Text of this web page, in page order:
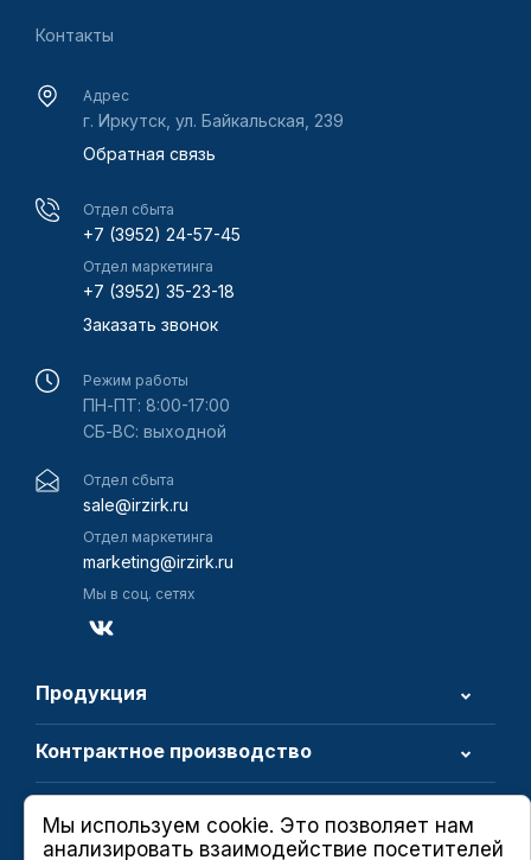
Контакты
Адрес
г. Иркутск, ул. Байкальская, 239
Обратная связь
Отдел сбыта
+7 (3952) 24-57-45
Отдел маркетинга
+7 (3952) 35-23-18
Заказать звонок
Режим работы
ПН-ПТ: 8:00-17:00
СБ-ВС: выходной
Отдел сбыта
sale@irzirk.ru
Отдел маркетинга
marketing@irzirk.ru
Мы в соц. сетях
Продукция
Контрактное производство
Мы используем cookie. Это позволяет нам
анализировать взаимодействие посетителей